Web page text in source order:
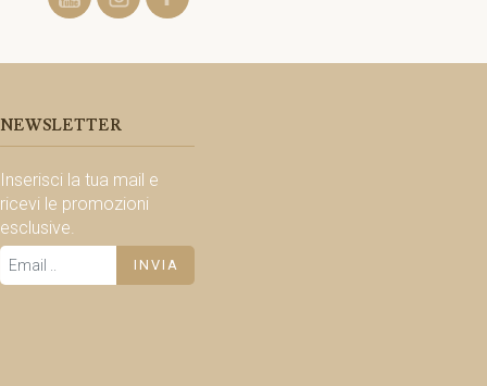
NEWSLETTER
Inserisci la tua mail e
ricevi le promozioni
esclusive.
INVIA